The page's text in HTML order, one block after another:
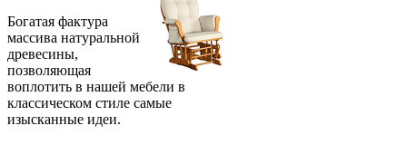
Богатая фактура
массива натуральной
древесины,
позволяющая
воплотить в нашей мебели в
классическом стиле самые
изысканные идеи.